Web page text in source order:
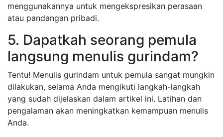
menggunakannya untuk mengekspresikan perasaan
atau pandangan pribadi.
5. Dapatkah seorang pemula
langsung menulis gurindam?
Tentu! Menulis gurindam untuk pemula sangat mungkin
dilakukan, selama Anda mengikuti langkah-langkah
yang sudah dijelaskan dalam artikel ini. Latihan dan
pengalaman akan meningkatkan kemampuan menulis
Anda.